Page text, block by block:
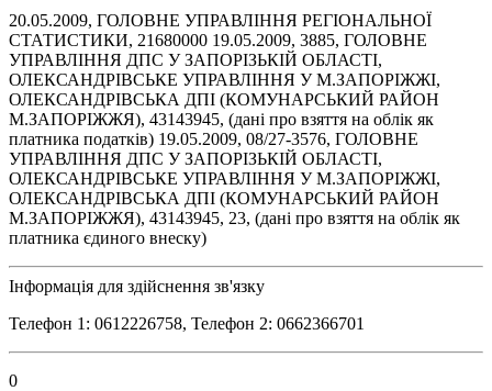
20.05.2009, ГОЛОВНЕ УПРАВЛІННЯ РЕГІОНАЛЬНОЇ
СТАТИСТИКИ, 21680000 19.05.2009, 3885, ГОЛОВНЕ
УПРАВЛІННЯ ДПС У ЗАПОРІЗЬКІЙ ОБЛАСТІ,
ОЛЕКСАНДРІВСЬКЕ УПРАВЛІННЯ У М.ЗАПОРІЖЖІ,
ОЛЕКСАНДРІВСЬКА ДПІ (КОМУНАРСЬКИЙ РАЙОН
М.ЗАПОРІЖЖЯ), 43143945, (дані про взяття на облік як
платника податків) 19.05.2009, 08/27-3576, ГОЛОВНЕ
УПРАВЛІННЯ ДПС У ЗАПОРІЗЬКІЙ ОБЛАСТІ,
ОЛЕКСАНДРІВСЬКЕ УПРАВЛІННЯ У М.ЗАПОРІЖЖІ,
ОЛЕКСАНДРІВСЬКА ДПІ (КОМУНАРСЬКИЙ РАЙОН
М.ЗАПОРІЖЖЯ), 43143945, 23, (дані про взяття на облік як
платника єдиного внеску)
Інформація для здійснення зв'язку
Телефон 1: 0612226758, Телефон 2: 0662366701
0